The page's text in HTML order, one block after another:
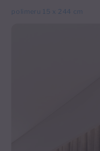
polimeru 15 x 244 cm